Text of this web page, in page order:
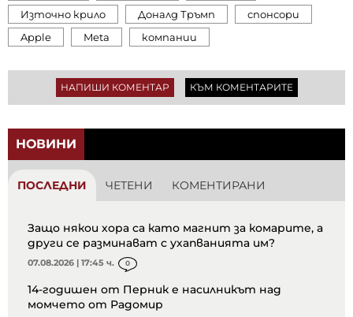
Източно крило
Доналд Тръмп
спонсори
Apple
Meta компании
НАПИШИ КОМЕНТАР КЪМ КОМЕНТАРИТЕ
НОВИНИ
ПОСЛЕДНИ ЧЕТЕНИ КОМЕНТИРАНИ
Защо някои хора са като магнит за комарите, а
други се разминават с ухапванията им?
07.08.2026 | 17:45 ч. 0
14-годишен от Перник е насилникът над
момчето от Радомир